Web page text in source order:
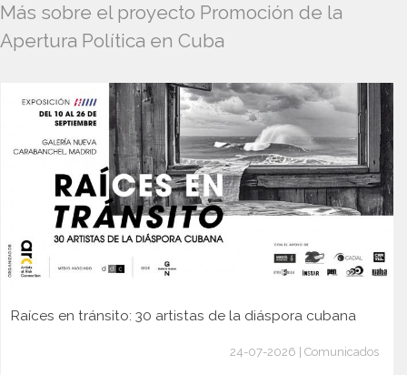
Más sobre el proyecto Promoción de la
Apertura Política en Cuba
Raíces en tránsito: 30 artistas de la diáspora cubana
24-07-2026 | Comunicados